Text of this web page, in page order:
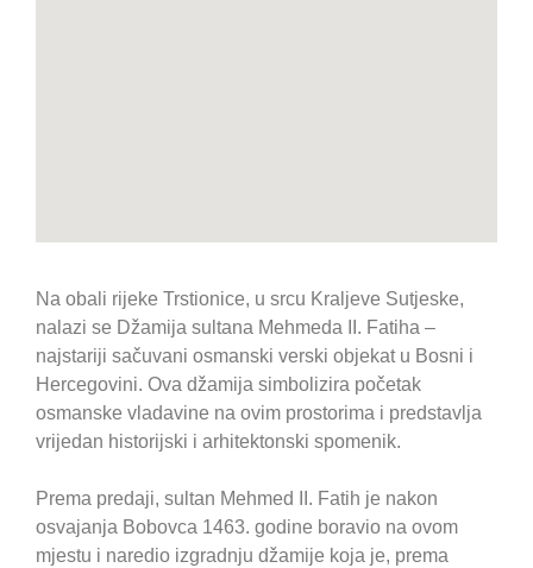
Na obali rijeke Trstionice, u srcu Kraljeve Sutjeske,
nalazi se Džamija sultana Mehmeda II. Fatiha –
najstariji sačuvani osmanski verski objekat u Bosni i
Hercegovini. Ova džamija simbolizira početak
osmanske vladavine na ovim prostorima i predstavlja
vrijedan historijski i arhitektonski spomenik.
Prema predaji, sultan Mehmed II. Fatih je nakon
osvajanja Bobovca 1463. godine boravio na ovom
mjestu i naredio izgradnju džamije koja je, prema